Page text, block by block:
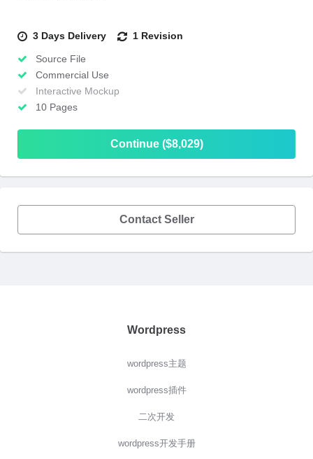
3 Days Delivery 1 Revision
Source File
Commercial Use
Interactive Mockup
10 Pages
Continue ($8,029)
Contact Seller
Wordpress
wordpress主题
wordpress插件
二次开发
wordpress开发手册